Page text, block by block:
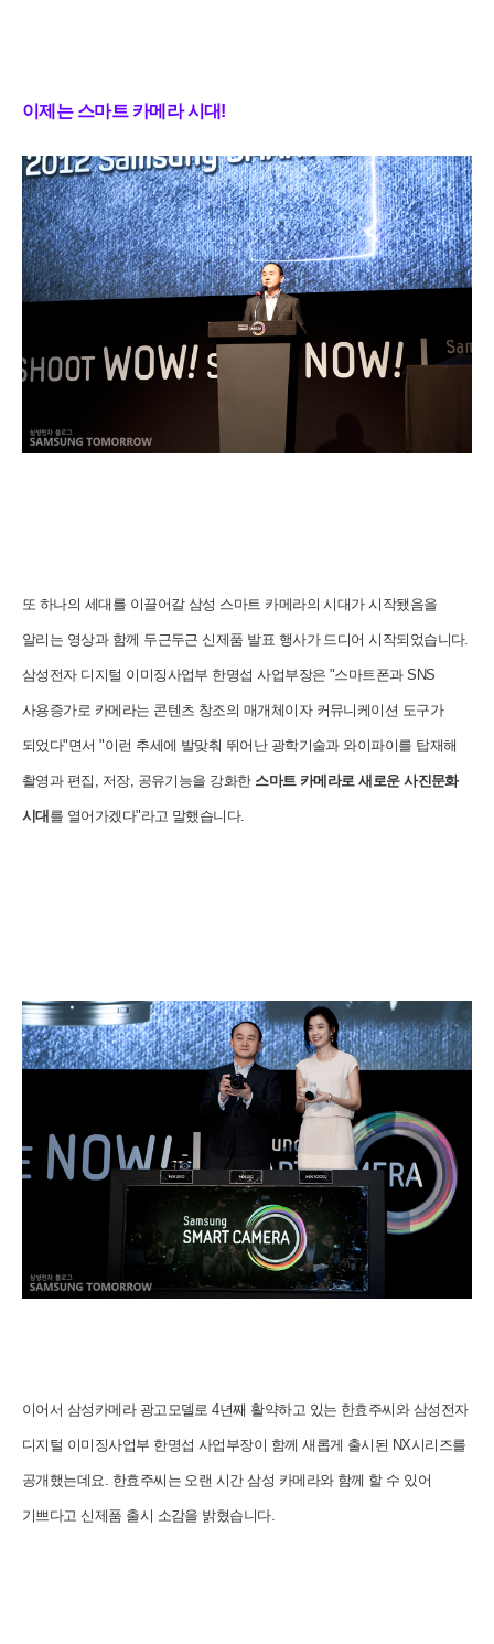
이제는 스마트 카메라 시대!
또 하나의 세대를 이끌어갈 삼성 스마트 카메라의 시대가 시작됐음을
알리는 영상과 함께 두근두근 신제품 발표 행사가 드디어 시작되었습니다.
삼성전자 디지털 이미징사업부 한명섭 사업부장은 "스마트폰과 SNS
사용증가로 카메라는 콘텐츠 창조의 매개체이자 커뮤니케이션 도구가
되었다"면서 "이런 추세에 발맞춰 뛰어난 광학기술과 와이파이를 탑재해
촬영과 편집, 저장, 공유기능을 강화한 스마트 카메라로 새로운 사진문화
시대 를 열어가겠다"라고 말했습니다.
이어서 삼성카메라 광고모델로 4년째 활약하고 있는 한효주씨와 삼성전자
디지털 이미징사업부 한명섭 사업부장이 함께 새롭게 출시된 NX시리즈를
공개했는데요. 한효주씨는 오랜 시간 삼성 카메라와 함께 할 수 있어
기쁘다고 신제품 출시 소감을 밝혔습니다.